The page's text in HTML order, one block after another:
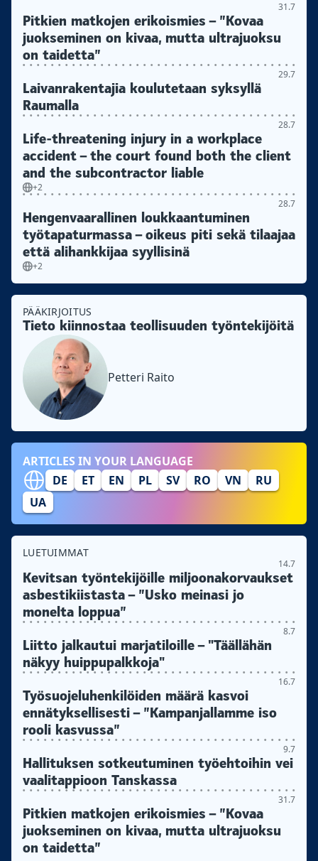
31.7
Pitkien matkojen erikoismies – ”Kovaa
juokseminen on kivaa, mutta ultrajuoksu
on taidetta”
29.7
Laivanrakentajia koulutetaan syksyllä
Raumalla
28.7
Life-threatening injury in a workplace
accident – the court found both the client
and the subcontractor liable
+2
28.7
Hengenvaarallinen loukkaantuminen
työtapaturmassa – oikeus piti sekä tilaajaa
että alihankkijaa syyllisinä
+2
PÄÄKIRJOITUS
Tieto kiinnostaa teollisuuden työntekijöitä
Petteri Raito
ARTICLES IN YOUR LANGUAGE
DE
ET EN PL SV RO VN
RU
UA
LUETUIMMAT
14.7
Kevitsan työntekijöille miljoonakorvaukset
asbestikiistasta – ”Usko meinasi jo
monelta loppua”
8.7
Liitto jalkautui marjatiloille – "Täällähän
näkyy huippupalkkoja"
16.7
Työsuojeluhenkilöiden määrä kasvoi
ennätyksellisesti – ”Kampanjallamme iso
rooli kasvussa”
9.7
Hallituksen sotkeutuminen työehtoihin vei
vaalitappioon Tanskassa
31.7
Pitkien matkojen erikoismies – ”Kovaa
juokseminen on kivaa, mutta ultrajuoksu
on taidetta”